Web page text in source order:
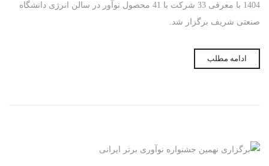
1404 با معرفی 33 شرکت با 41 محصول نوآور در سالن انرژی دانشگاه
صنعتی شریف برگزار شد.
ادامه مطلب